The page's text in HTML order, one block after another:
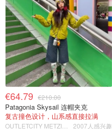
€64.79 €210.00
Patagonia Skysail 连帽夹克
复古撞色设计，山系感直接拉满
2007人感兴趣